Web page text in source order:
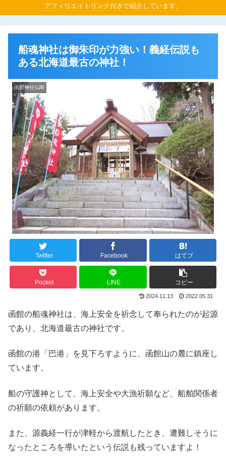
アフィリエイトリンク付きで紹介しています。
船魂神社は御朱印が力強い！義経伝説も
ある北海道最古の神社！
函館神社仏閣
Twitter Facebook はてブ
Pocket LINE コピー
2024.11.13 2022.05.31
函館の船魂神社は、海上安全を祈念して奉られたのが起源
であり、北海道最古の神社です。
函館の港「巴港」を見下ろすように、函館山の麓に鎮座し
ています。
船の守護神として、海上安全や大漁祈願など、船舶関係者
の祈願の依頼があります。
また、源義経一行が津軽から渡航したとき、遭難しそうに
なったところを導いたという伝説も残っていますよ！